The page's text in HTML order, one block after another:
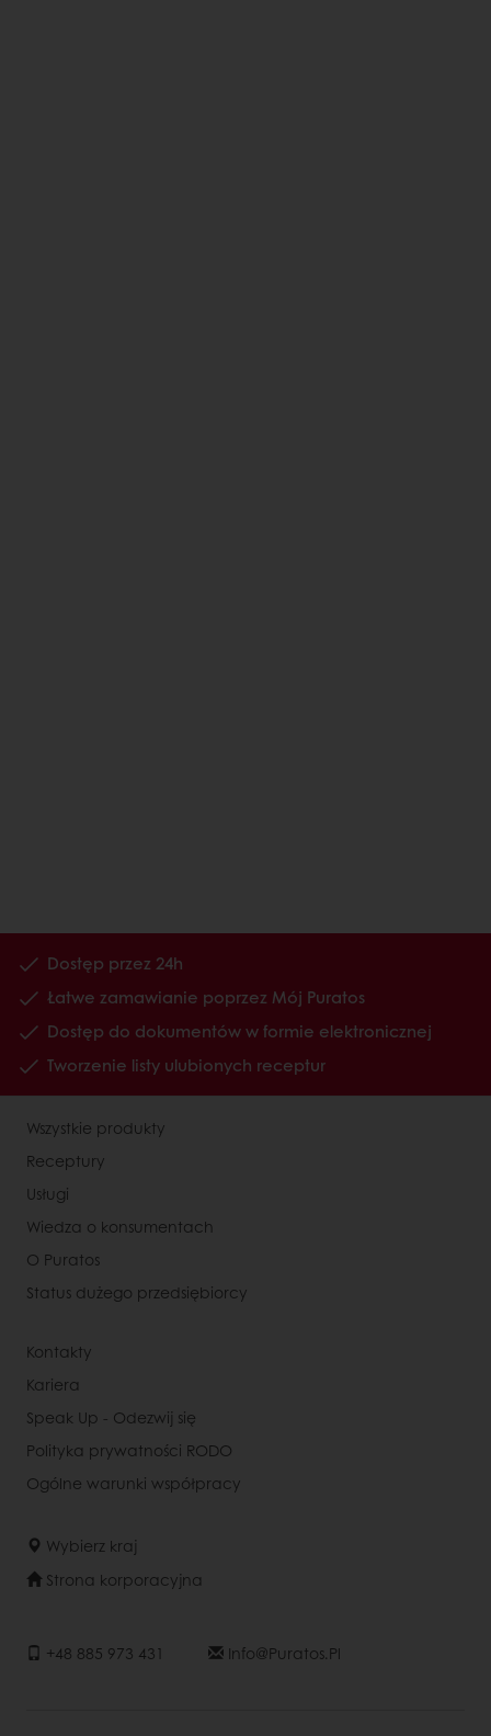
Dostęp przez 24h
Łatwe zamawianie poprzez Mój Puratos
Dostęp do dokumentów w formie elektronicznej
Tworzenie listy ulubionych receptur
Wszystkie produkty
Receptury
Usługi
Wiedza o konsumentach
O Puratos
Status dużego przedsiębiorcy
Kontakty
Kariera
Speak Up - Odezwij się
Polityka prywatności RODO
Ogólne warunki współpracy
Wybierz kraj
Strona korporacyjna
+48 885 973 431 Info@puratos.pl